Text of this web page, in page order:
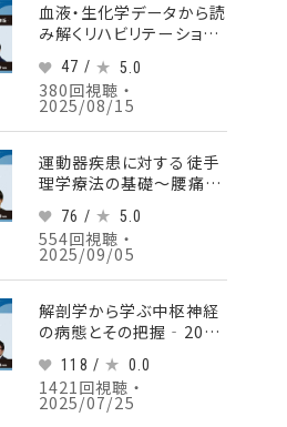
血液・生化学データから読
み解くリハビリテーション
への応用‐2024年版‐
【第4回】凝固・線溶と出血
傾向の解釈とリスク管理
Part③出血傾向の理解と
リスク管理
47 / 5.0
380回視聴 ・
2025/08/15
運動器疾患に対する徒手
理学療法の基礎～腰痛を
Part⑤評価手順（レッドフ
ラッグススクリーニング～
治療プログラムの立案）
76 / 5.0
554回視聴 ・
2025/09/05
解剖学から学ぶ中枢神経
の病態とその把握‐2025
性感覚の伝導路
118 / 0.0
1421回視聴 ・
2025/07/25